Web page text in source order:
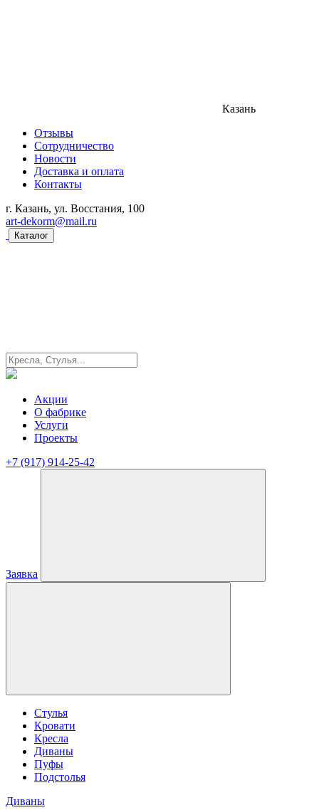
Казань
Отзывы
Сотрудничество
Новости
Доставка и оплата
Контакты
г. Казань, ул. Восстания, 100
art-dekorm@mail.ru
Каталог
Акции
О фабрике
Услуги
Проекты
+7 (917) 914-25-42
Заявка
Стулья
Кровати
Кресла
Диваны
Пуфы
Подстолья
Диваны